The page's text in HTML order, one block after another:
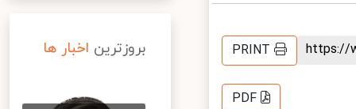
PRINT
PDF
بروزترین اخبار ها